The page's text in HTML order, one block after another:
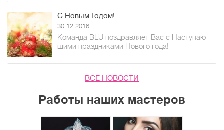
С Новым Годом!
30.12.2016
Команда BLU поздравляет Вас с Наступаю
щими праздниками Нового года!
ВСЕ НОВОСТИ
Работы наших мастеров